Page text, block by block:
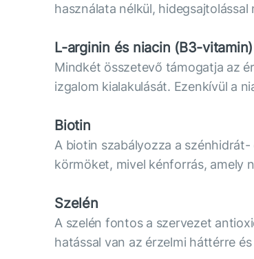
használata nélkül,
L-arginin és niacin (B3-vitamin)
Mindkét összetevő támogatja az
izgalom kialakulását. Ezenkívül a
Biotin
A biotin szabályozza a
körmöket, mivel kénforrás, amely
Szelén
A szelén fontos a szervezet
hatással van az érzelmi háttérre